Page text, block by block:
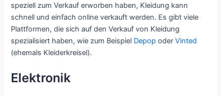
speziell zum Verkauf erworben haben, Kleidung kann
schnell und einfach online verkauft werden. Es gibt viele
Plattformen, die sich auf den Verkauf von Kleidung
spezialisiert haben, wie zum Beispiel DepopoderVinted
(ehemals Kleiderkreisel).
Elektronik